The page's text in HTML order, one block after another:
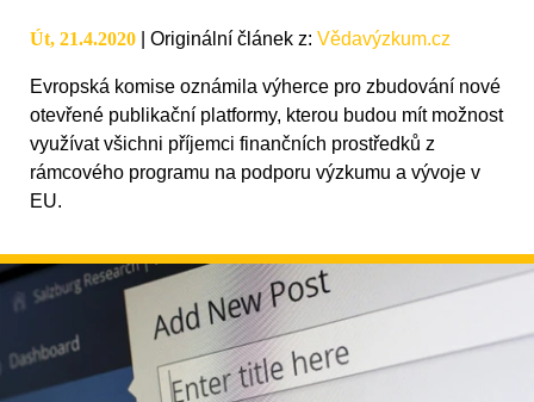
Út, 21.4.2020 Originální článek z: Vědavýzkum.cz
Evropská komise oznámila výherce pro zbudování nové
otevřené publikační platformy, kterou budou mít možnost
využívat všichni příjemci finančních prostředků z
rámcového programu na podporu výzkumu a vývoje v
EU.